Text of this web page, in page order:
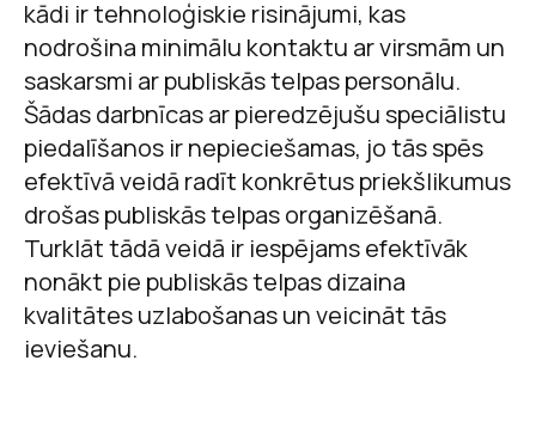
kādi ir tehnoloģiskie risinājumi, kas
nodrošina minimālu kontaktu ar virsmām un
saskarsmi ar publiskās telpas personālu.
Šādas darbnīcas ar pieredzējušu speciālistu
piedalīšanos ir nepieciešamas, jo tās spēs
efektīvā veidā radīt konkrētus priekšlikumus
drošas publiskās telpas organizēšanā.
Turklāt tādā veidā ir iespējams efektīvāk
nonākt pie publiskās telpas dizaina
kvalitātes uzlabošanas un veicināt tās
ieviešanu.